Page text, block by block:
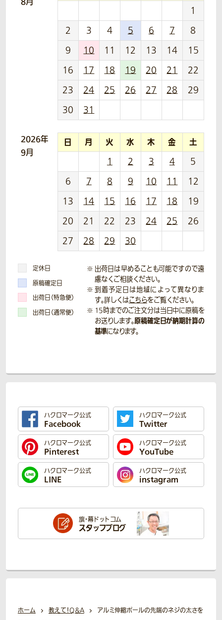
1
2
3 4 5 6 7
8
9
10 11 12 13 14
15
16
17 18 19 20 21
22
23
24 25 26 27 28
29
30
31
2026年
9月
日 月 火 水 木 金 土
1 2 3 4
5
6
7 8 9 10 11
12
13
14 15 16 17 18
19
20
21 22 23 24 25
26
27
28 29 30
定休日
原稿確定日
出荷日（特急便）
出荷日（通常便）
出荷日は早めることも可能ですので遠
慮なくご相談ください。
到着予定日は地域によって異なりま
す。詳しくはこちらをご覧ください。
15時までのご注文分は当日中に原稿を
お送りします。原稿確定日が納期計算の
基準になります。
ハクロマーク公式
Facebook
ハクロマーク公式
Twitter
ハクロマーク公式
Pinterest
ハクロマーク公式
YouTube
ハクロマーク公式
LINE
ハクロマーク公式
instagram
旗・幕ドットコム
スタッフブログ
ホーム 教えて！Q＆A
アルミ伸縮ポールの先端のネジの太さを